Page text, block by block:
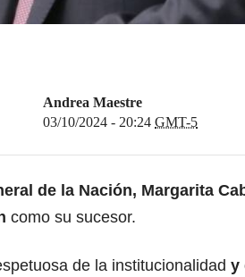
Andrea Maestre
03/10/2024 - 20:24 GMT-5
de la Nación, Margarita
como su sucesor.
de la institucionalidad y